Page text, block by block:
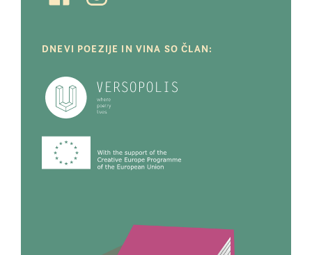
DNEVI POEZIJE IN VINA SO ČLAN: